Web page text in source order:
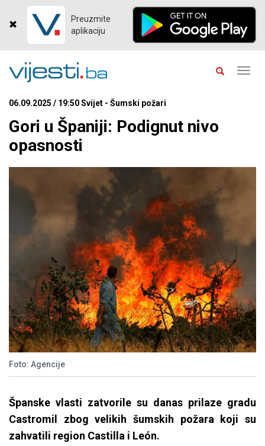
Preuzmite
aplikaciju
06.09.2025 / 19:50 Svijet - Šumski požari
Gori u Španiji: Podignut nivo
opasnosti
Foto: Agencije
Španske vlasti zatvorile su danas prilaze gradu
Castromil zbog velikih šumskih požara koji su
zahvatili region Castilla i León.